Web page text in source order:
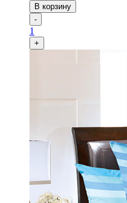
В корзину
-
1
+